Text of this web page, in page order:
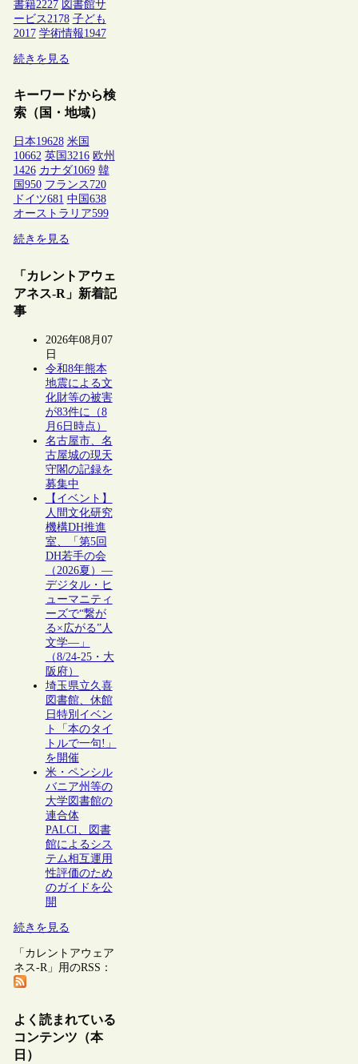
書籍2227 図書館サ
ービス 2178 子ども
2017 学術情報1947
続きを見る
キーワードから検
索（国・地域）
日本19628 米国
10662 英国 3216 欧州
1426 カナダ1069 韓
国 950 フランス 720
ドイツ681 中国 638
オーストラリア599
続きを見る
「カレントアウェ
アネス-R」新着記
事
2026年08月07
日
令和8年熊本
地震による文
化財等の被害
が83件に（8
月6日時点）
名古屋市、名
古屋城の現天
守閣の記録を
募集中
【イベント】
人間文化研究
機構DH推進
室、「第5回
DH若手の会
（2026夏）―
デジタル・ヒ
ューマニティ
ーズで“繋が
る×広がる”人
文学―」
（8/24-25・大
阪府）
埼玉県立久喜
図書館、休館
日特別イベン
ト「本のタイ
トルで一句!」
を開催
米・ペンシル
バニア州等の
大学図書館の
連合体
PALCI、図書
館によるシス
テム相互運用
性評価のため
のガイドを公
開
続きを見る
「カレントアウェア
ネス-R」用のRSS：
よく読まれている
コンテンツ（本
日）